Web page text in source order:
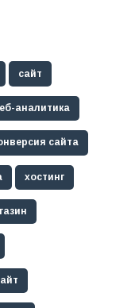
сайт
аналитика
сайта
хостинг